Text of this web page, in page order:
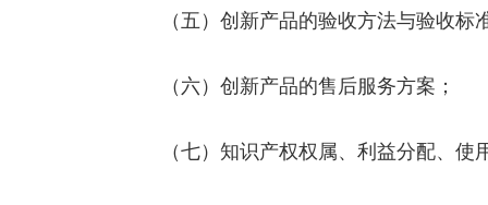
（五）创新产品的验收方法与验收标
（六）创新产品的售后服务方案；
（七）知识产权权属、利益分配、使